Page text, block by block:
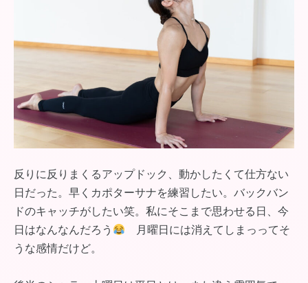
反りに反りまくるアップドック、動かしたくて仕方ない
日だった。早くカポターサナを練習したい。バックバン
ドのキャッチがしたい笑。私にそこまで思わせる日、今
日はなんなんだろう
月曜日には消えてしまっってそ
うな感情だけど。